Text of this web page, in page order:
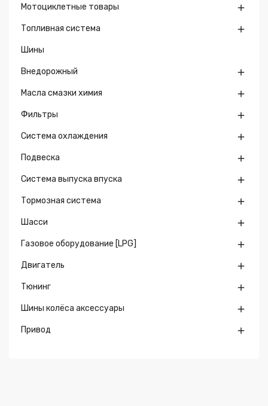
Мотоциклетные товары 
Топливная система 
Шины
Внедорожный 
Масла смазки химия 
Фильтры 
Система охлаждения 
Подвеска 
Система выпуска впуска 
Тормозная система 
Шасси 
Газовое оборудование [LPG] 
Двигатель 
Тюнинг 
Шины колёса аксессуары 
Привод 